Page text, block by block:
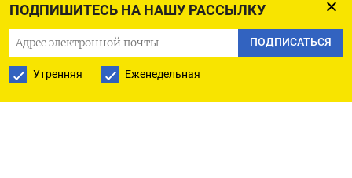
ПОДПИШИТЕСЬ НА НАШУ РАССЫЛКУ
ПОДПИСАТЬСЯ
Утренняя Еженедельная